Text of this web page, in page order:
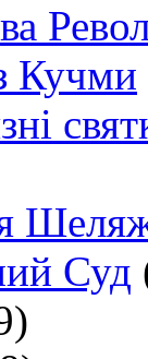
Кучми
Суд